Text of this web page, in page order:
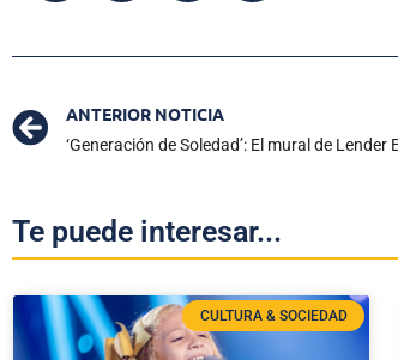
ANTERIOR NOTICIA
‘Generación de Soledad’: El mural de
Te puede interesar...
CULTURA & SOCIEDAD